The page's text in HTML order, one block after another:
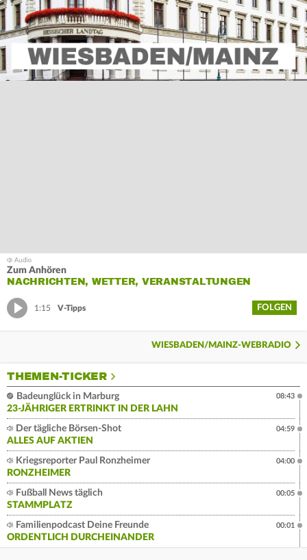
Zum Anhören
NACHRICHTEN, WETTER, VERANSTALTUNGEN
1:15 V-Tipps FOLGEN
WIESBADEN/MAINZ-WEBRADIO
THEMEN-TICKER
Badeunglück in Marburg
23-JÄHRIGER ERTRINKT IN DER LAHN
08:43
Der tägliche Börsen-Shot
ALLES AUF AKTIEN
04:59
Kriegsreporter Paul Ronzheimer
RONZHEIMER
04:00
Fußball News täglich
STAMMPLATZ
00:05
Familienpodcast Deine Freunde
ORDENTLICH DURCHEINANDER
00:01